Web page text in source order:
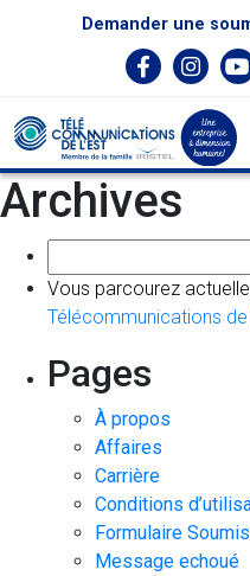
Demander une
Archives
Vous parcourez
Télécommunications de
Pages
À propos
Affaires
Carrière
Conditions
Formulaire
Message echoué